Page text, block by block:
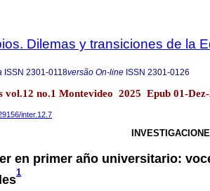
Dilemas y transiciones de la
ISSN 2301-0118versão On-line ISSN 2301-0126
vol.12 no.1 Montevideo 2025 Epub 01-Dez-
inter.12.7
en primer año universitario:
1